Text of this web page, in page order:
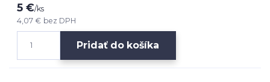
5 €/ks
4,07 € bez DPH
Pridať do košíka